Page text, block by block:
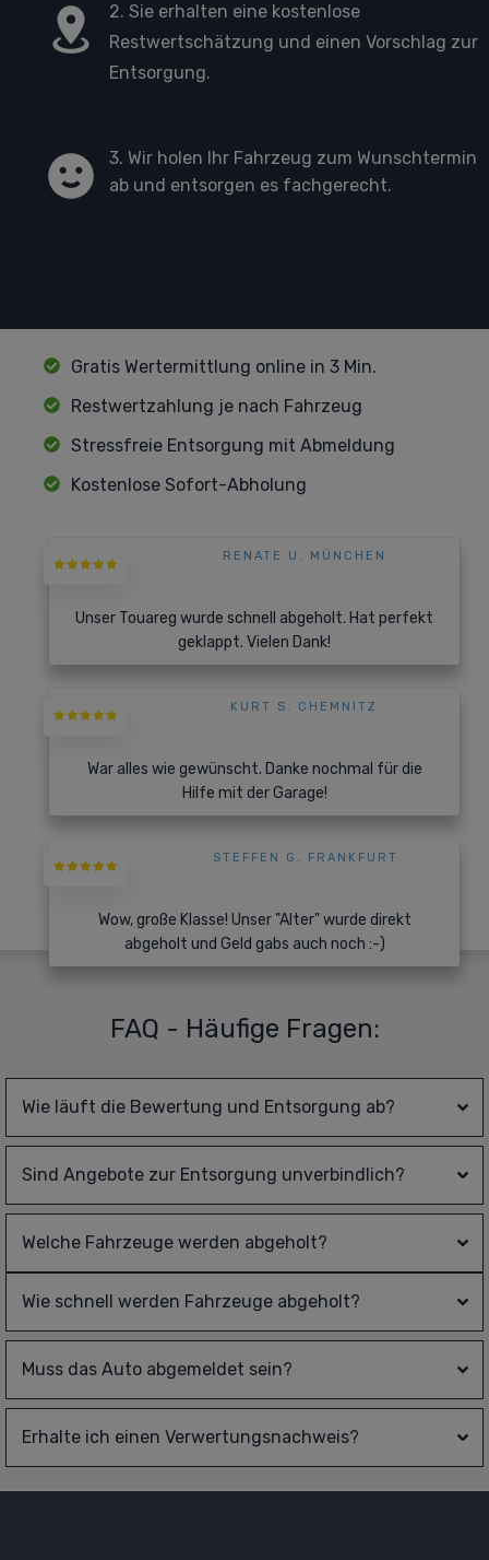
2. Sie erhalten eine kostenlose
Restwertschätzung und einen Vorschlag zur
Entsorgung.
3. Wir holen Ihr Fahrzeug zum Wunschtermin
ab und entsorgen es fachgerecht.
Gratis Wertermittlung online in 3 Min.
Restwertzahlung je nach Fahrzeug
Stressfreie Entsorgung mit Abmeldung
Kostenlose Sofort-Abholung
RENATE U. MÜNCHEN
Unser Touareg wurde schnell abgeholt. Hat perfekt
geklappt. Vielen Dank!
KURT S. CHEMNITZ
War alles wie gewünscht. Danke nochmal für die
Hilfe mit der Garage!
STEFFEN G. FRANKFURT
Wow, große Klasse! Unser "Alter" wurde direkt
abgeholt und Geld gabs auch noch :-)
FAQ - Häufige Fragen:
Wie läuft die Bewertung und Entsorgung ab?
Sind Angebote zur Entsorgung unverbindlich?
Welche Fahrzeuge werden abgeholt?
Wie schnell werden Fahrzeuge abgeholt?
Muss das Auto abgemeldet sein?
Erhalte ich einen Verwertungsnachweis?